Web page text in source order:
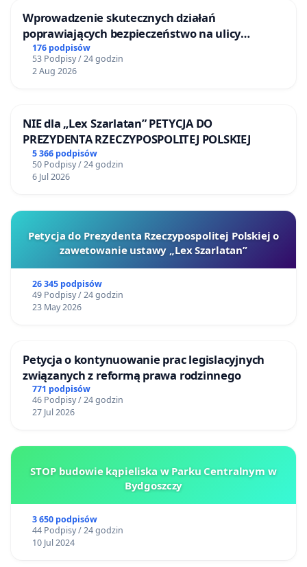
Wprowadzenie skutecznych działań
poprawiających bezpieczeństwo na ulicy
Żeromskiego w Otwocku
176 podpisów
53 Podpisy / 24 godzin
2 Aug 2026
NIE dla „Lex Szarlatan” PETYCJA DO
PREZYDENTA RZECZYPOSPOLITEJ POLSKIEJ
5 366 podpisów
50 Podpisy / 24 godzin
6 Jul 2026
Petycja do Prezydenta Rzeczypospolitej Polskiej o
zawetowanie ustawy „Lex Szarlatan”
26 345 podpisów
49 Podpisy / 24 godzin
23 May 2026
Petycja o kontynuowanie prac legislacyjnych
związanych z reformą prawa rodzinnego
771 podpisów
46 Podpisy / 24 godzin
27 Jul 2026
STOP budowie kąpieliska w Parku Centralnym w
Bydgoszczy
3 650 podpisów
44 Podpisy / 24 godzin
10 Jul 2024